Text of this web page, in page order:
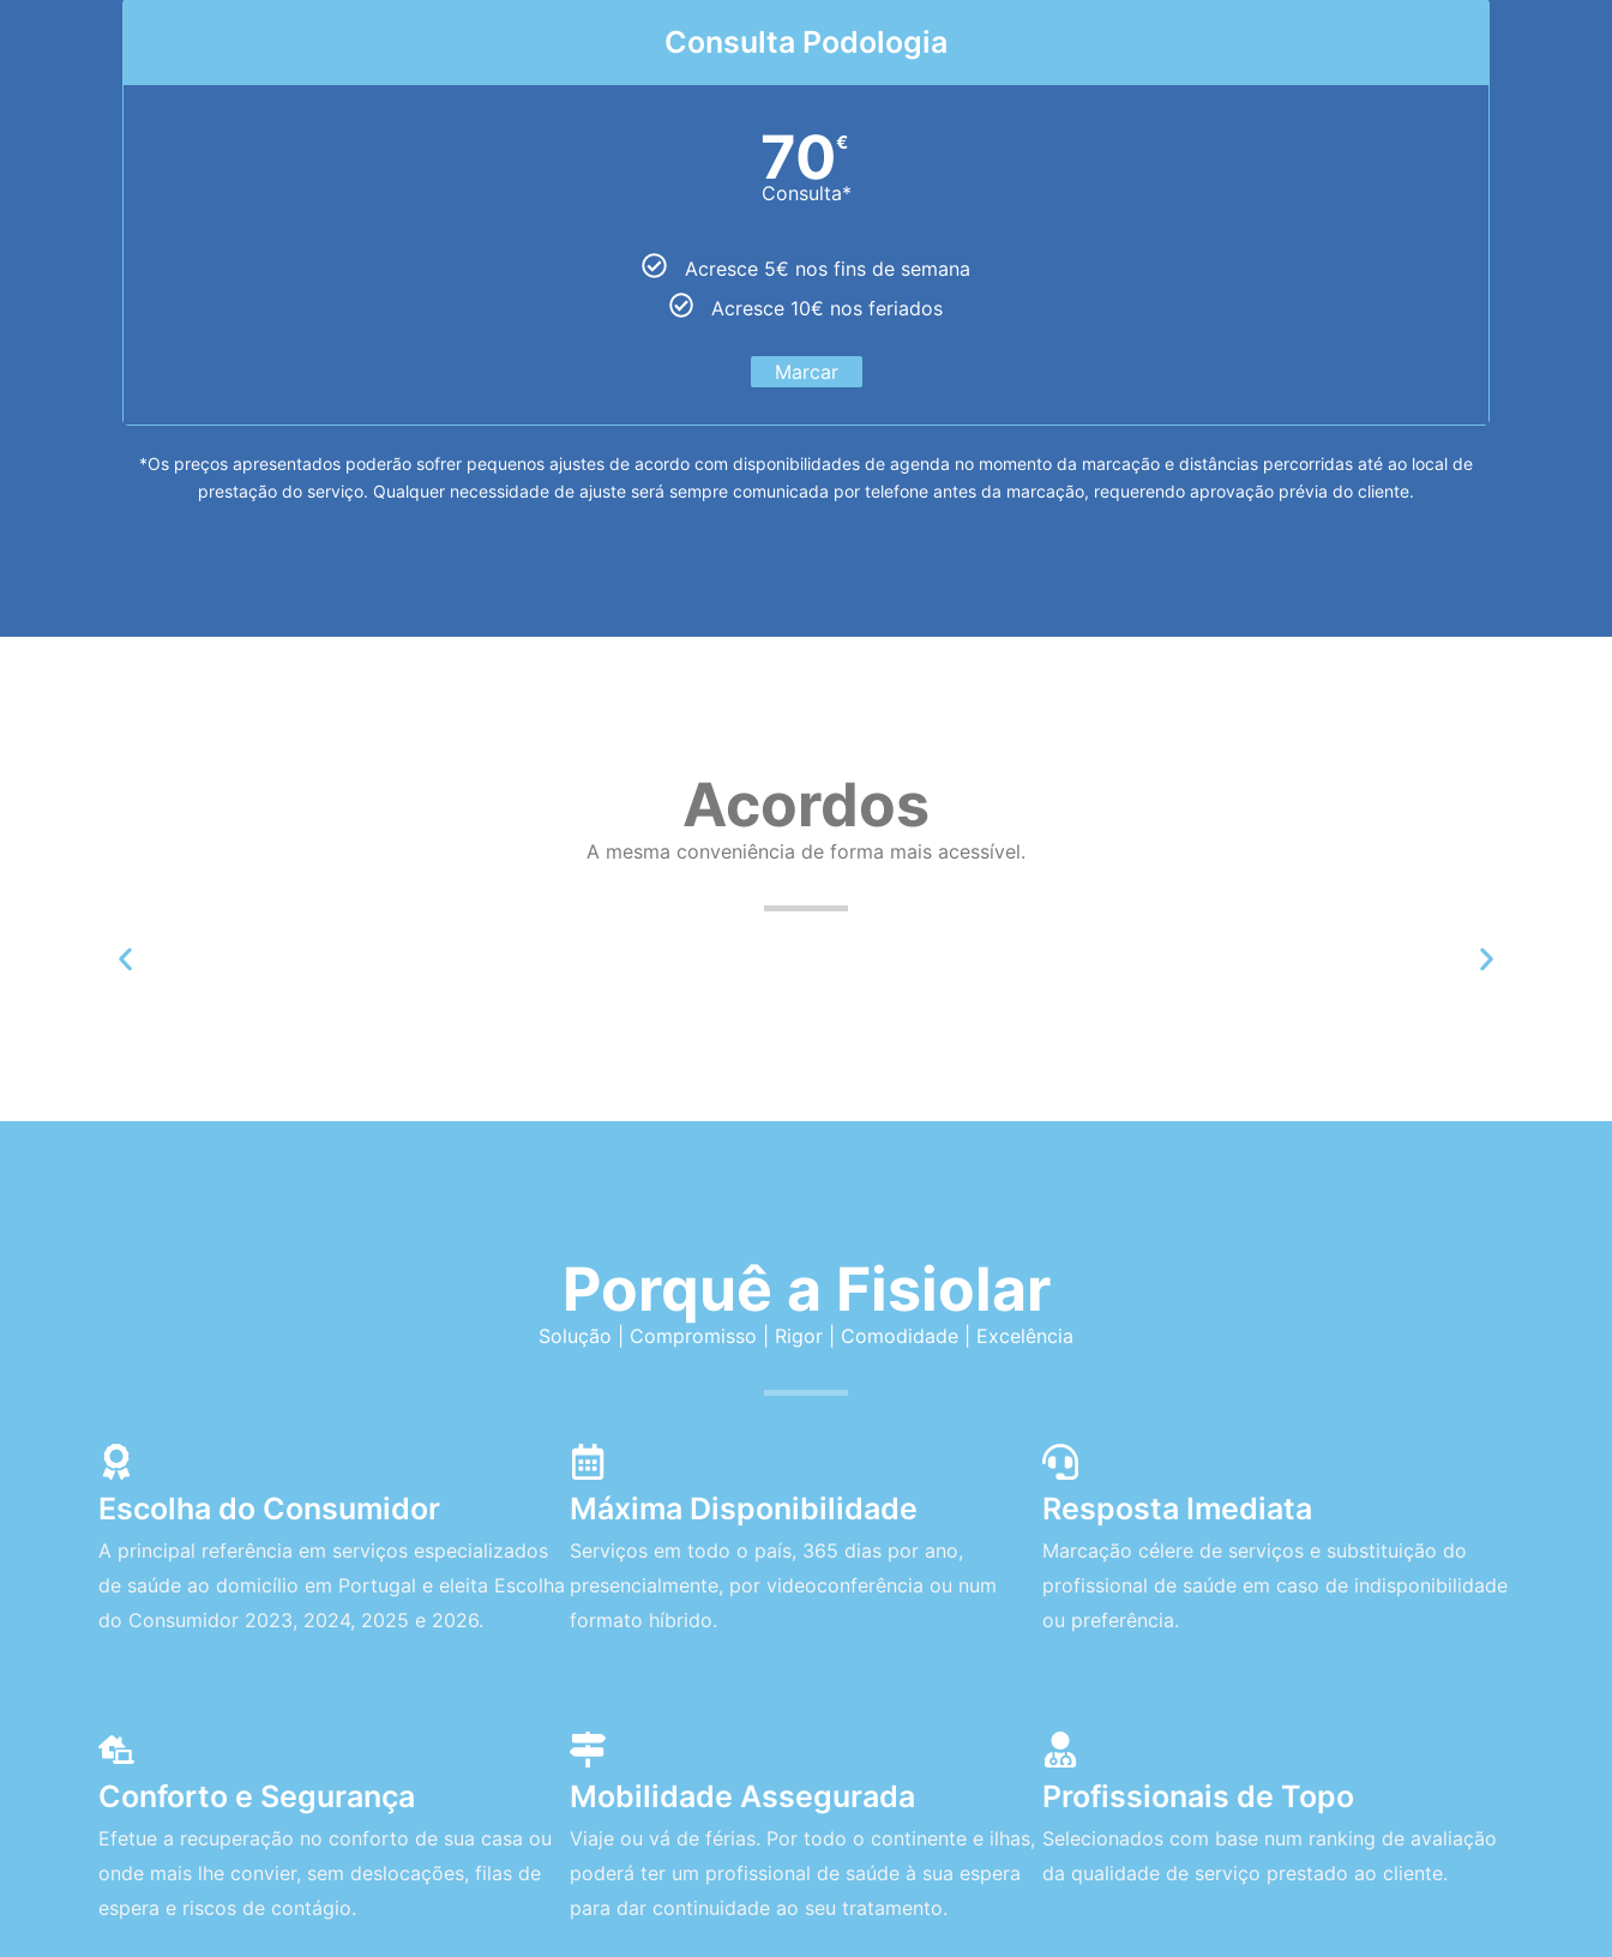
Consulta Podologia
70€
Consulta*
Acresce 5€ nos fins de semana
Acresce 10€ nos feriados
Marcar
*Os preços apresentados poderão sofrer pequenos ajustes de acordo com disponibilidades de agenda no momento da marcação e distâncias percorridas até ao local de
prestação do serviço. Qualquer necessidade de ajuste será sempre comunicada por telefone antes da marcação, requerendo aprovação prévia do cliente.
Acordos
A mesma conveniência de forma mais acessível.
Porquê a Fisiolar
Solução | Compromisso | Rigor | Comodidade | Excelência
Escolha do Consumidor
A principal referência em serviços especializados
de saúde ao domicílio em Portugal e eleita Escolha
do Consumidor 2023, 2024, 2025 e 2026.
Máxima Disponibilidade
Serviços em todo o país, 365 dias por ano,
presencialmente, por videoconferência ou num
formato híbrido.
Resposta Imediata
Marcação célere de serviços e substituição do
profissional de saúde em caso de indisponibilidade
ou preferência.
Conforto e Segurança
Efetue a recuperação no conforto de sua casa ou
onde mais lhe convier, sem deslocações, filas de
espera e riscos de contágio.
Mobilidade Assegurada
Viaje ou vá de férias. Por todo o continente e ilhas,
poderá ter um profissional de saúde à sua espera
para dar continuidade ao seu tratamento.
Profissionais de Topo
Selecionados com base num ranking de avaliação
da qualidade de serviço prestado ao cliente.